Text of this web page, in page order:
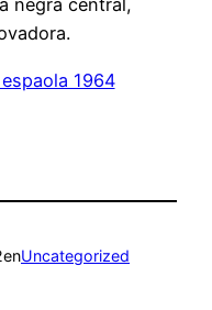
negra central,
enUncategorized